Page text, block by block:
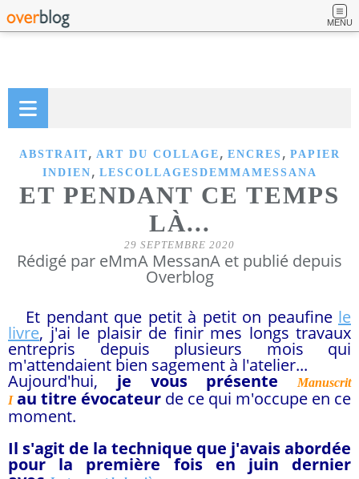
MENU
ABSTRAIT , ART DU COLLAGE , ENCRES , PAPIER
INDIEN , LESCOLLAGESDEMMAMESSANA
ET PENDANT CE TEMPS
LÀ...
29 SEPTEMBRE 2020
Rédigé par eMmA MessanA et publié depuis
Overblog
Et pendant que petit à petit on peaufine le
livre, j'ai le plaisir de finir mes longs travaux
entrepris depuis plusieurs mois qui
m'attendaient bien sagement à l'atelier...
Aujourd'hui, je vous présenteManuscrit
I au titre évocateur de ce qui m'occupe en ce
moment.
Il s'agit de la technique que j'avais abordée
pour la première fois en juin dernier